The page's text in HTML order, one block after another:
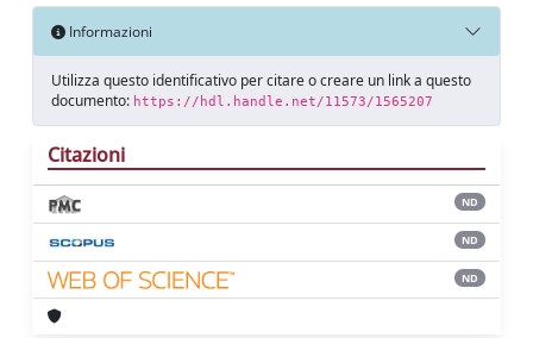
Informazioni
Utilizza questo identificativo per citare o creare un link a questo
documento: https://hdl.handle.net/11573/1565207
Citazioni
ND
ND
ND